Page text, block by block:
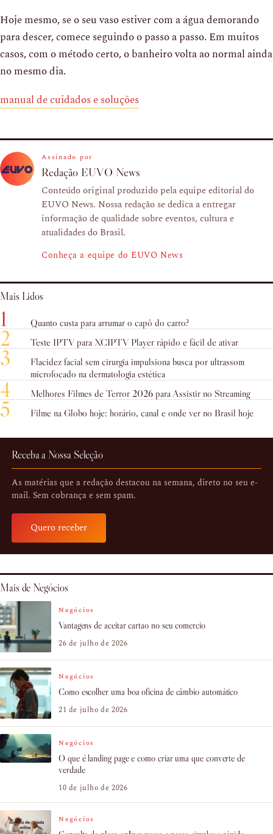
Hoje mesmo, se o seu vaso estiver com a água demorando
para descer, comece seguindo o passo a passo. Em muitos
casos, com o método certo, o banheiro volta ao normal ainda
no mesmo dia.
manual de cuidados e soluções
Assinado por
Redação EUVO News
Conteúdo original produzido pela equipe editorial do
EUVO News. Nossa redação se dedica a entregar
informação de qualidade sobre eventos, cultura e
atualidades do Brasil.
Conheça a equipe do EUVO News
Mais Lidos
1 Quanto custa para arrumar o capô do carro?
2 Teste IPTV para XCIPTV Player rápido e fácil de ativar
3
Flacidez facial sem cirurgia impulsiona busca por ultrassom
microfocado na dermatologia estética
4 Melhores Filmes de Terror 2026 para Assistir no Streaming
5 Filme na Globo hoje: horário, canal e onde ver no Brasil hoje
Receba a Nossa Seleção
As matérias que a redação destacou na semana, direto no seu e-
mail. Sem cobrança e sem spam.
Quero receber
Mais de Negócios
Negócios
Vantagens de aceitar cartao no seu comercio
26 de julho de 2026
Negócios
Como escolher uma boa oficina de câmbio automático
21 de julho de 2026
Negócios
O que é landing page e como criar uma que converte de
verdade
10 de julho de 2026
Negócios